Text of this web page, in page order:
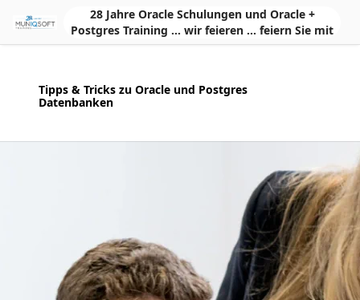
Skip to Main Content28 Jahre Oracle Schulungen und Oracle +
Postgres Training ... wir feieren ... feiern Sie mit
Tipps & Tricks zu Oracle und Postgres
Datenbanken